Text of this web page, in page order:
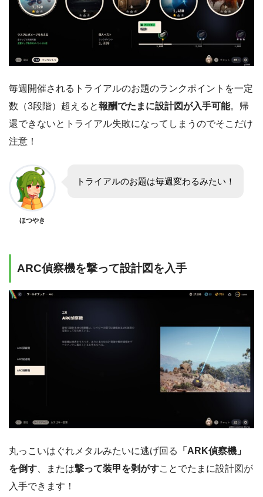
毎週開催されるトライアルのお題のランクポイントを一定
数（3段階）超えると報酬でたまに設計図が入手可能。帰
還できないとトライアル失敗になってしまうのでそこだけ
注意！
ほつやき
トライアルのお題は毎週変わるみたい！
ARC偵察機を撃って設計図を入手
丸っこいはぐれメタルみたいに逃げ回る
「ARK偵察機」
を倒す 、または撃って装甲を剥がすことでたまに設計図が
入手できます！